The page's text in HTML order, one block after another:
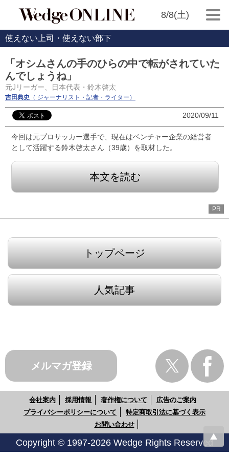
8/8(土)
使えない上司・使えない部下
「オシムさんの手のひらの中で転がされていた
んでしょうね」
元Jリーガー、日本代表・鈴木啓太
吉田典史 （ ジャーナリスト・記者・ライター）
2020/09/11
今回は元プロサッカー選手で、現在はベンチャー企業の経営者
として活躍する鈴木啓太さん（39歳）を取材した。
本文を読む
PR
トップページ
人気記事
メルマガ登録
会社案内 採用情報 著作権について
広告のご案内
プライバシーポリシーについて
特定商取引法に基づく表示
お問い合わせ
Copyright © 1997-2026 Wedge Rights Reserved